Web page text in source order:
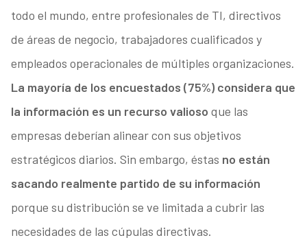
todo el mundo, entre profesionales de TI, directivos
de áreas de negocio, trabajadores cualificados y
empleados operacionales de múltiples organizaciones.
La mayoría de los encuestados (75%) considera que
la información es un recurso valioso que las
empresas deberían alinear con sus objetivos
estratégicos diarios. Sin embargo, éstas no están
sacando realmente partido de su información
porque su distribución se ve limitada a cubrir las
necesidades de las cúpulas directivas.